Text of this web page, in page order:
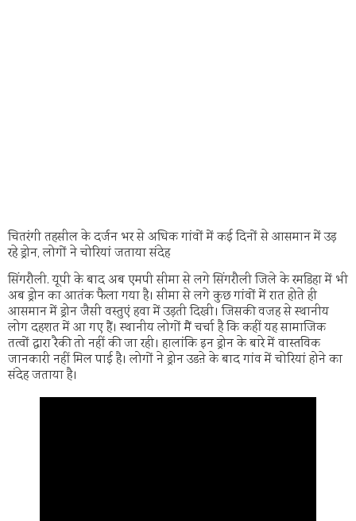
चितरंगी तहसील के दर्जन भर से अधिक गांवों में कई दिनों से आसमान में उड़
रहे ड्रोन, लोगों ने चोरियां जताया संदेह
सिंगरौली. यूपी के बाद अब एमपी सीमा से लगे सिंगरौली जिले के रमडिहा में भी
अब ड्रोन का आतंक फैला गया है। सीमा से लगे कुछ गांवों में रात होते ही
आसमान में ड्रोन जैसी वस्तुएं हवा में उड़ती दिखी। जिसकी वजह से स्थानीय
लोग दहशत में आ गए हैं। स्थानीय लोगों मैं चर्चा है कि कहीं यह सामाजिक
तत्वों द्वारा रैकी तो नहीं की जा रही। हालांकि इन ड्रोन के बारे में वास्तविक
जानकारी नहीं मिल पाई है। लोगों ने ड्रोन उडऩे के बाद गांव में चोरियां होने का
संदेह जताया है।